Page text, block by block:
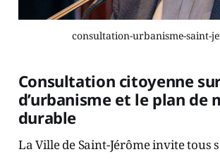
consultation-urbanisme-saint-
Consultation citoyenne
d’urbanisme et le plan de
durable
La Ville de Saint-Jérôme invite tous